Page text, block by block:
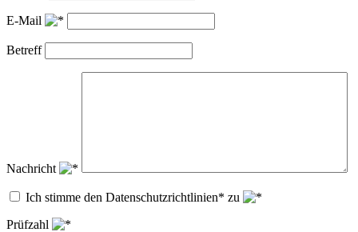
E-Mail
Betreff
Nachricht
Ich stimme den Datenschutzrichtlinien* zu
Prüfzahl